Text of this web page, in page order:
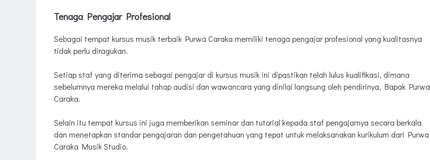
Tenaga Pengajar Profesional
Sebagai tempat kursus musik terbaik Purwa Caraka memiliki tenaga pengajar profesional yang kualitasnya
tidak perlu diragukan.
Setiap staf yang diterima sebagai pengajar di kursus musik ini dipastikan telah lulus kualifikasi, dimana
sebelumnya mereka melalui tahap audisi dan wawancara yang dinilai langsung oleh pendirinya, Bapak Purwa
Caraka.
Selain itu tempat kursus ini juga memberikan seminar dan tutorial kepada staf pengajarnya secara berkala
dan menetapkan standar pengajaran dan pengetahuan yang tepat untuk melaksanakan kurikulum dari Purwa
Caraka Musik Studio.